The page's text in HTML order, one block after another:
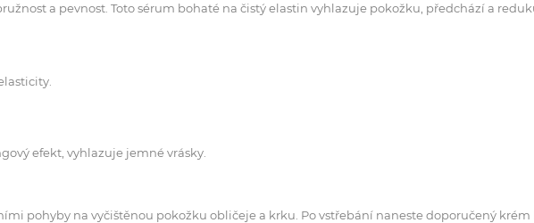
a pevnost. Toto sérum bohaté na čistý elastin vyhlazuje pokožku, předchází a
efekt, vyhlazuje jemné vrásky.
pohyby na vyčištěnou pokožku obličeje a krku. Po vstřebání naneste doporučený krém